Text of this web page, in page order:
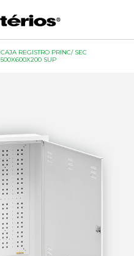
CAJA REGISTRO PRINC/ SEC
500X600X200 SUP